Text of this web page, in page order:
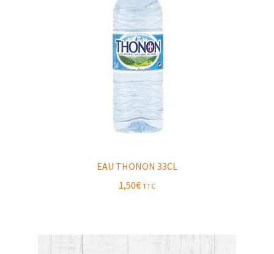
EAU THONON 33CL
1,50€ TTC